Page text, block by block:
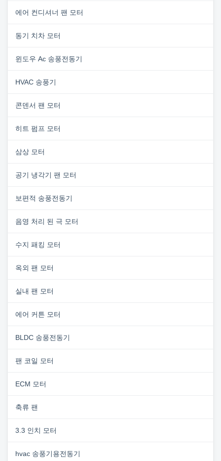
에어 컨디셔너 팬 모터
동기 치차 모터
윈도우 Ac 송풍전동기
HVAC 송풍기
콘덴서 팬 모터
히트 펌프 모터
삼상 모터
공기 냉각기 팬 모터
보편적 송풍전동기
음영 처리 된 극 모터
수지 패킹 모터
옥외 팬 모터
실내 팬 모터
에어 커튼 모터
BLDC 송풍전동기
팬 코일 모터
ECM 모터
축류 팬
3.3 인치 모터
hvac 송풍기용전동기